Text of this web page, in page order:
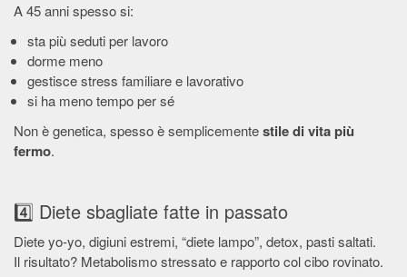
A 45 anni spesso si:
sta più seduti per lavoro
dorme meno
gestisce stress familiare e lavorativo
si ha meno tempo per sé
Non è genetica, spesso è semplicementestile di vita più
fermo.
4️⃣ Diete sbagliate fatte in passato
Diete yo-yo, digiuni estremi, “diete lampo”, detox, pasti saltati.
Il risultato? Metabolismo stressato e rapporto col cibo rovinato.